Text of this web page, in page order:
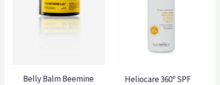
Belly Balm Beemine
Heliocare 360º SPF